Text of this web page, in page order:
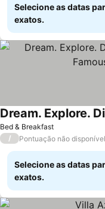
Selecione as datas
exatos.
Bed & Breakfast
Ver preços
/ Pontuação não disponível
Selecione as datas
exatos.